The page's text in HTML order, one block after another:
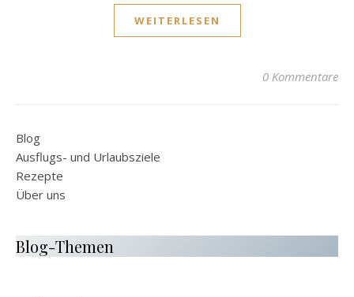
WEITERLESEN
0 Kommentare
Blog
Ausflugs- und Urlaubsziele
Rezepte
Über uns
Blog-Themen